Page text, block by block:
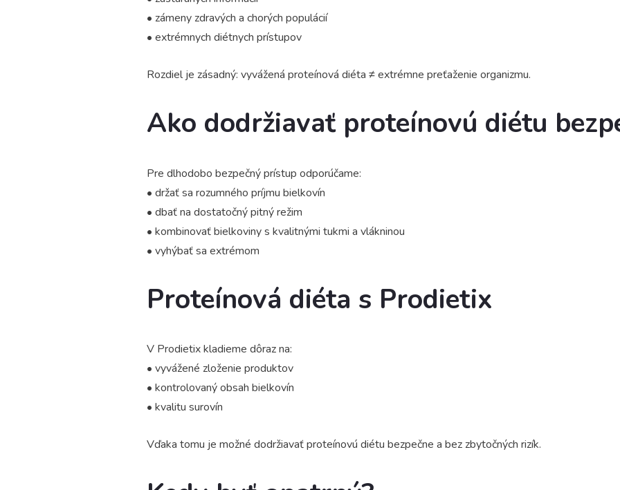
• zámeny zdravých a chorých populácií
• extrémnych diétnych prístupov
Rozdiel je zásadný: vyvážená proteínová diéta ≠ extrémne preťaženie organizmu.
Ako dodržiavať proteínovú diétu
Pre dlhodobo bezpečný prístup odporúčame:
• držať sa rozumného príjmu bielkovín
• dbať na dostatočný pitný režim
• kombinovať bielkoviny s kvalitnými tukmi a vlákninou
• vyhýbať sa extrémom
Proteínová diéta s Prodietix
V Prodietix kladieme dôraz na:
• vyvážené zloženie produktov
• kontrolovaný obsah bielkovín
• kvalitu surovín
Vďaka tomu je možné dodržiavať proteínovú diétu bezpečne a bez zbytočných rizík.